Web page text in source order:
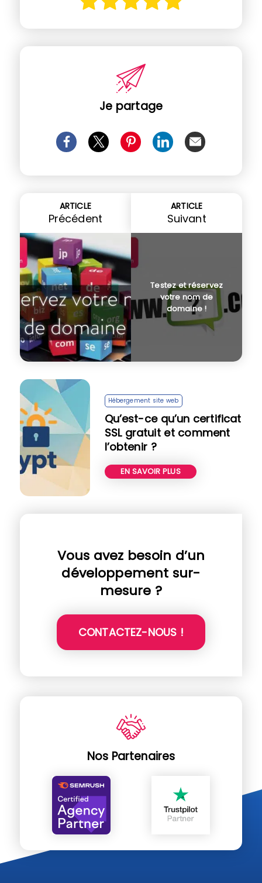
Je partage
ARTICLE
Précédent
ARTICLE
Suivant
Testez et réservez
votre nom de
domaine !
Hébergement site web
Qu’est-ce qu’un certificat
SSL gratuit et comment
l’obtenir ?
EN SAVOIR PLUS
Vous avez besoin d’un
développement sur-
mesure ?
CONTACTEZ-NOUS !
Nos Partenaires